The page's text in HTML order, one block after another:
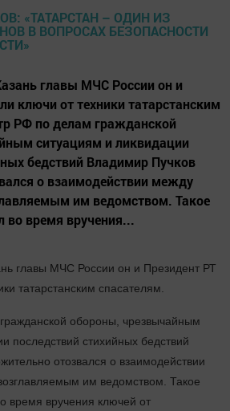
главы МЧС России он и
ключи от техники татарстанским
РФ по делам гражданской
ситуациям и ликвидации
бедствий Владимир Пучков
о взаимодействии между
им ведомством. Такое
во время вручения...
главы МЧС России он и Президент РТ
татарстанским спасателям.
обороны, чрезвычайным
последствий стихийных бедствий
отозвался о взаимодействии
им ведомством. Такое
время вручения ключей от